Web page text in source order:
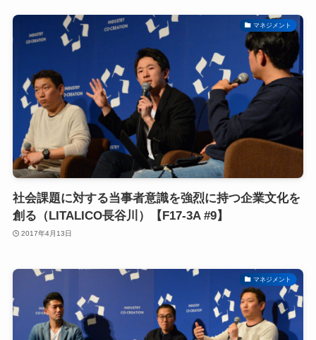
マネジメント
社会課題に対する当事者意識を強烈に持つ企業文化を
創る（LITALICO長谷川）【F17-3A #9】
2017年4月13日
マネジメント